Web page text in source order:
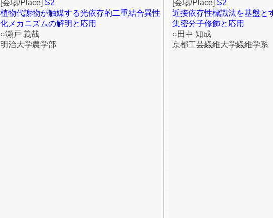
S2
植物代謝物が触媒する光依存的二重結合異性
化メカニズムの解明と応用
○瀬戸 義哉
明治大学農学部
S2
近接依存性標識法を基盤と
集密分子修飾と応用
○田中 知成
京都工芸繊維大学繊維学系